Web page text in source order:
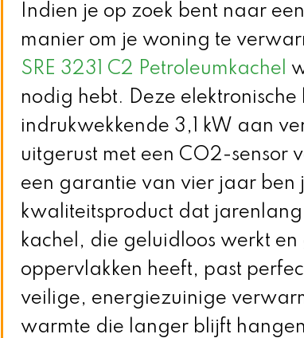
Indien je op zoek bent naar
manier om je woning te
SRE 3231 C2 Petroleumkachel
nodig hebt. Deze
indrukwekkende 3,1 kW aan
uitgerust met een CO2-sensor
een garantie van vier jaar ben
kwaliteitsproduct dat
kachel, die geluidloos werkt
oppervlakken heeft, past
veilige, energiezuinige
warmte die langer blijft